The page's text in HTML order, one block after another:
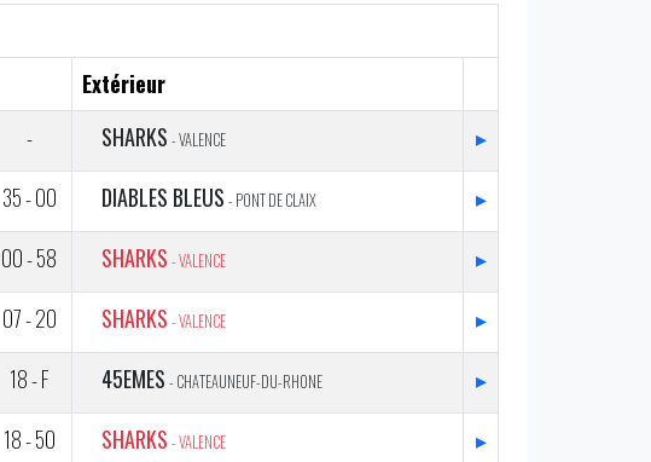
Extérieur
- SHARKS - VALENCE
▸
35 - 00 DIABLES BLEUS - PONT DE CLAIX
▸
00 - 58 SHARKS - VALENCE
▸
07 - 20 SHARKS - VALENCE
▸
18 - F 45EMES - CHATEAUNEUF-DU-RHONE
▸
18 - 50 SHARKS - VALENCE ▸